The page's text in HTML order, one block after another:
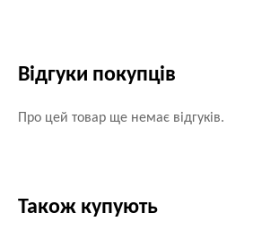
Відгуки покупців
Про цей товар ще немає відгуків.
Також купують